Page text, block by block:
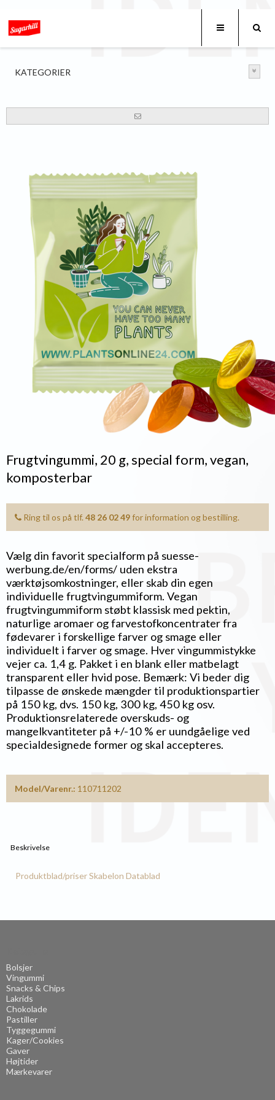
KATEGORIER
Frugtvingummi, 20 g, special form, vegan,
komposterbar
Ring til os på tlf. 48 26 02 49for information og bestilling.
Vælg din favorit specialform på suesse-
werbung.de/en/forms/ uden ekstra
værktøjsomkostninger, eller skab din egen
individuelle frugtvingummiform. Vegan
frugtvingummiform støbt klassisk med pektin,
naturlige aromaer og farvestofkoncentrater fra
fødevarer i forskellige farver og smage eller
individuelt i farver og smage. Hver vingummistykke
vejer ca. 1,4 g. Pakket i en blank eller matbelagt
transparent eller hvid pose. Bemærk: Vi beder dig
tilpasse de ønskede mængder til produktionspartier
på 150 kg, dvs. 150 kg, 300 kg, 450 kg osv.
Produktionsrelaterede overskuds- og
mangelkvantiteter på +/-10 % er uundgåelige ved
specialdesignede former og skal accepteres.
Model/Varenr.: 110711202
Beskrivelse
Produktblad/priserSkabelon Datablad
Bolsjer
Vingummi
Snacks & Chips
Lakrids
Chokolade
Pastiller
Tyggegummi
Kager/Cookies
Gaver
Højtider
Mærkevarer